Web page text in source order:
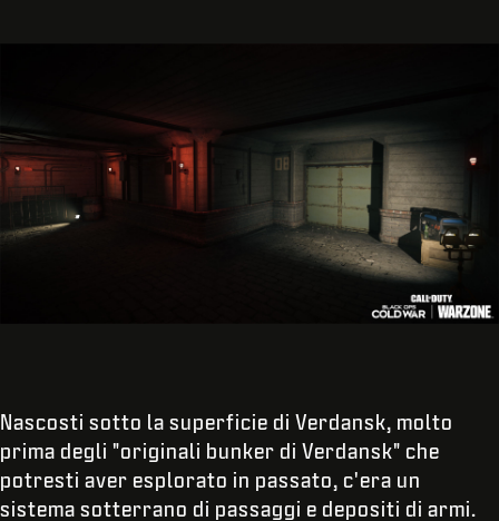
Nascosti sotto la superficie di Verdansk, molto
prima degli "originali bunker di Verdansk" che
potresti aver esplorato in passato, c'era un
sistema sotterrano di passaggi e depositi di armi.